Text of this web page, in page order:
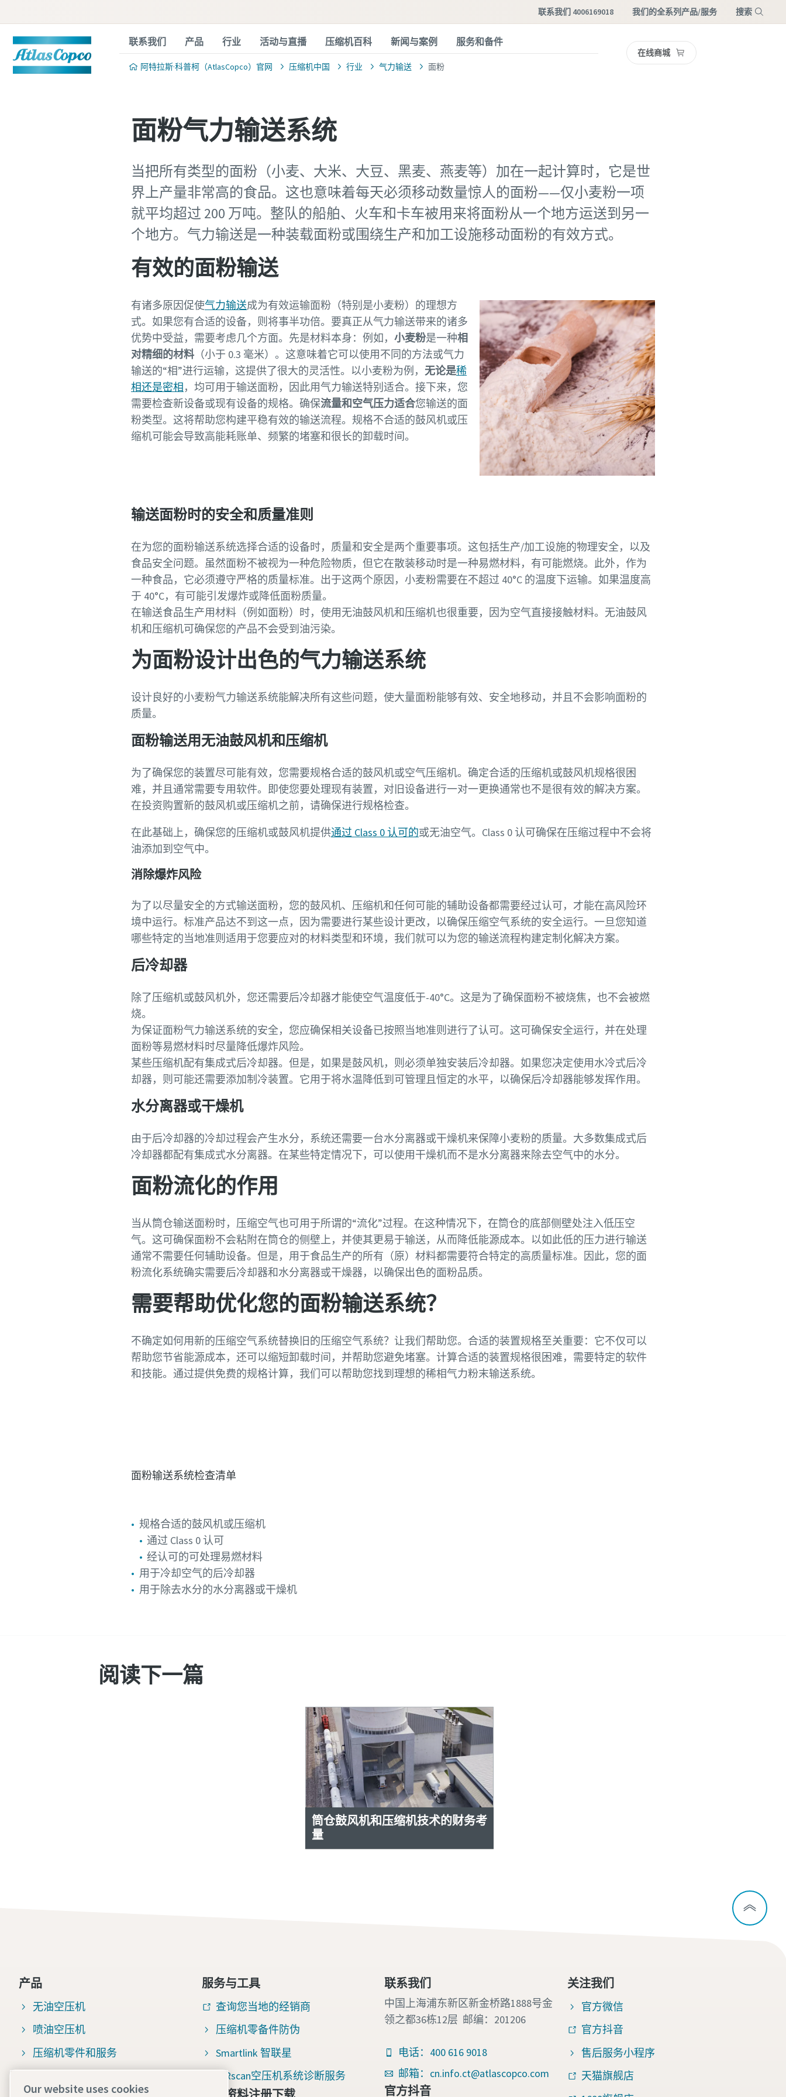
联系我们 4006169018 我们的全系列产品/服务 搜索
联系我们 产品 行业 活动与直播 压缩机百科 新闻与案例 服务和备件
阿特拉斯·科普柯（AtlasCopco）官网 压缩机中国 行业 气力输送 面粉
在线商城
面粉气力输送系统
当把所有类型的面粉（小麦、大米、大豆、黑麦、燕麦等）加在一起计算时，它是世
界上产量非常高的食品。这也意味着每天必须移动数量惊人的面粉——仅小麦粉一项
就平均超过 200 万吨。整队的船舶、火车和卡车被用来将面粉从一个地方运送到另一
个地方。气力输送是一种装载面粉或围绕生产和加工设施移动面粉的有效方式。
有效的面粉输送
有诸多原因促使气力输送成为有效运输面粉（特别是小麦粉）的理想方
式。如果您有合适的设备，则将事半功倍。要真正从气力输送带来的诸多
优势中受益，需要考虑几个方面。先是材料本身：例如， 小麦粉是一种相
对精细的材料 （小于 0.3 毫米）。这意味着它可以使用不同的方法或气力
输送的“相”进行运输，这提供了很大的灵活性。以小麦粉为例， 无论是稀
相还是密相，均可用于输送面粉，因此用气力输送特别适合。接下来，您
需要检查新设备或现有设备的规格。确保流量和空气压力适合您输送的面
粉类型。这将帮助您构建平稳有效的输送流程。规格不合适的鼓风机或压
缩机可能会导致高能耗账单、频繁的堵塞和很长的卸载时间。
输送面粉时的安全和质量准则
在为您的面粉输送系统选择合适的设备时，质量和安全是两个重要事项。这包括生产/加工设施的物理安全，以及
食品安全问题。虽然面粉不被视为一种危险物质，但它在散装移动时是一种易燃材料，有可能燃烧。此外，作为
一种食品，它必须遵守严格的质量标准。出于这两个原因，小麦粉需要在不超过 40°C 的温度下运输。如果温度高
于 40°C，有可能引发爆炸或降低面粉质量。
在输送食品生产用材料（例如面粉）时，使用无油鼓风机和压缩机也很重要，因为空气直接接触材料。无油鼓风
机和压缩机可确保您的产品不会受到油污染。
为面粉设计出色的气力输送系统
设计良好的小麦粉气力输送系统能解决所有这些问题，使大量面粉能够有效、安全地移动，并且不会影响面粉的
质量。
面粉输送用无油鼓风机和压缩机
为了确保您的装置尽可能有效，您需要规格合适的鼓风机或空气压缩机。确定合适的压缩机或鼓风机规格很困
难，并且通常需要专用软件。即使您要处理现有装置，对旧设备进行一对一更换通常也不是很有效的解决方案。
在投资购置新的鼓风机或压缩机之前，请确保进行规格检查。
在此基础上，确保您的压缩机或鼓风机提供通过 Class 0 认可的或无油空气。Class 0 认可确保在压缩过程中不会将
油添加到空气中。
消除爆炸风险
为了以尽量安全的方式输送面粉，您的鼓风机、压缩机和任何可能的辅助设备都需要经过认可，才能在高风险环
境中运行。标准产品达不到这一点，因为需要进行某些设计更改，以确保压缩空气系统的安全运行。一旦您知道
哪些特定的当地准则适用于您要应对的材料类型和环境，我们就可以为您的输送流程构建定制化解决方案。
后冷却器
除了压缩机或鼓风机外，您还需要后冷却器才能使空气温度低于-40°C。这是为了确保面粉不被烧焦，也不会被燃
烧。
为保证面粉气力输送系统的安全，您应确保相关设备已按照当地准则进行了认可。这可确保安全运行，并在处理
面粉等易燃材料时尽量降低爆炸风险。
某些压缩机配有集成式后冷却器。但是，如果是鼓风机，则必须单独安装后冷却器。如果您决定使用水冷式后冷
却器，则可能还需要添加制冷装置。它用于将水温降低到可管理且恒定的水平，以确保后冷却器能够发挥作用。
水分离器或干燥机
由于后冷却器的冷却过程会产生水分，系统还需要一台水分离器或干燥机来保障小麦粉的质量。大多数集成式后
冷却器都配有集成式水分离器。在某些特定情况下，可以使用干燥机而不是水分离器来除去空气中的水分。
面粉流化的作用
当从筒仓输送面粉时，压缩空气也可用于所谓的“流化”过程。在这种情况下，在筒仓的底部侧壁处注入低压空
气。这可确保面粉不会粘附在筒仓的侧壁上，并使其更易于输送，从而降低能源成本。以如此低的压力进行输送
通常不需要任何辅助设备。但是，用于食品生产的所有（原）材料都需要符合特定的高质量标准。因此，您的面
粉流化系统确实需要后冷却器和水分离器或干燥器，以确保出色的面粉品质。
需要帮助优化您的面粉输送系统？
不确定如何用新的压缩空气系统替换旧的压缩空气系统？让我们帮助您。合适的装置规格至关重要：它不仅可以
帮助您节省能源成本，还可以缩短卸载时间，并帮助您避免堵塞。计算合适的装置规格很困难，需要特定的软件
和技能。通过提供免费的规格计算，我们可以帮助您找到理想的稀相气力粉末输送系统。
面粉输送系统检查清单
规格合适的鼓风机或压缩机
通过 Class 0 认可
经认可的可处理易燃材料
用于冷却空气的后冷却器
用于除去水分的水分离器或干燥机
阅读下一篇
筒仓鼓风机和压缩机技术的财务考
量
产品
无油空压机
喷油空压机
压缩机零件和服务
服务与工具
查询您当地的经销商
压缩机零备件防伪
Smartlink 智联星
AIRscan空压机系统诊断服务
联系我们
中国上海浦东新区新金桥路1888号金
领之都36栋12层 邮编：201206
电话：400 616 9018
邮箱：cn.info.ct@atlascopco.com
官方抖音
关注我们
官方微信
官方抖音
售后服务小程序
天猫旗舰店
Our website uses cookies